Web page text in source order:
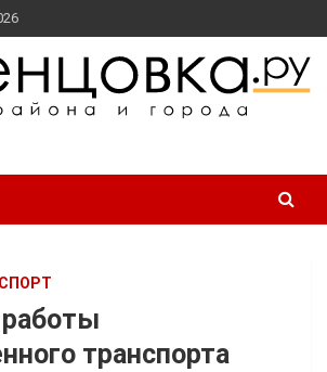
работы
транспорта